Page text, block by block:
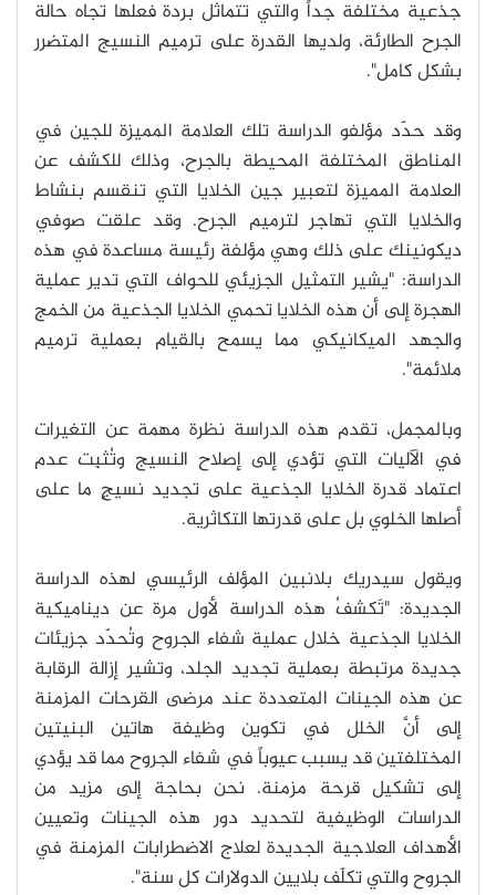
جذعية مختلفة جداً والتي تتماثل بردة فعلها تجاه حالة
الجرح الطارئة، ولديها القدرة على ترميم النسيج المتضرر
بشكل كامل".
وقد حدّد مؤلفو الدراسة تلك العلامة المميزة للجين في
المناطق المختلفة المحيطة بالجرح، وذلك للكشف عن
العلامة المميزة لتعبير جين الخلايا التي تنقسم بنشاط
والخلايا التي تهاجر لترميم الجرح. وقد علقت صوفي
ديكونينك على ذلك وهي مؤلفة رئيسة مساعدة في هذه
الدراسة: "يشير التمثيل الجزيئي للحواف التي تدير عملية
الهجرة إلى أن هذه الخلايا تحمي الخلايا الجذعية من الخمج
والجهد الميكانيكي مما يسمح بالقيام بعملية ترميم
ملائمة".
وبالمجمل، تقدم هذه الدراسة نظرة مهمة عن التغيرات
في الآليات التي تؤدي إلى إصلاح النسيج وتُثبِت عدم
اعتماد قدرة الخلايا الجذعية على تجديد نسيجٍ ما على
أصلها الخلوي بل على قدرتها التكاثرية.
ويقول سيدريك بلانبين المؤلف الرئيسي لهذه الدراسة
الجديدة: "تَكشفُ هذه الدراسة لأول مرة عن ديناميكية
الخلايا الجذعية خلال عملية شفاء الجروح وتُحدّد جزيئات
جديدة مرتبطة بعملية تجديد الجلد، وتشير إزالة الرقابة
عن هذه الجينات المتعددة عند مرضى القرحات المزمنة
إلى أنَّ الخلل في تكوين وظيفة هاتين البنيتين
المختلفتين قد يسبب عيوباً في شفاء الجروح مما قد يؤدي
إلى تشكيل قرحة مزمنة. نحن بحاجة إلى مزيد من
الدراسات الوظيفية لتحديد دور هذه الجينات وتعيين
الأهداف العلاجية الجديدة لعلاج الاضطرابات المزمنة في
الجروح والتي تكلّف بلايين الدولارات كل سنة".